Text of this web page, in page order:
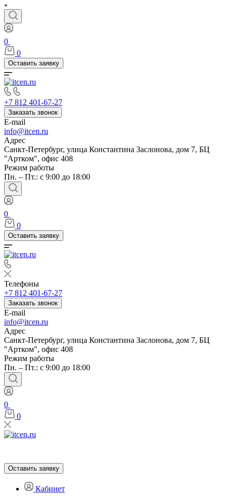
0
0
Оставить заявку
+7 812 401-67-27
Заказать звонок
E-mail
info@itcen.ru
Адрес
Санкт-Петербург, улица Константина Заслонова, дом 7, БЦ
"Артком", офис 408
Режим работы
Пн. – Пт.: с 9:00 до 18:00
0
0
Оставить заявку
Телефоны
+7 812 401-67-27
Заказать звонок
E-mail
info@itcen.ru
Адрес
Санкт-Петербург, улица Константина Заслонова, дом 7, БЦ
"Артком", офис 408
Режим работы
Пн. – Пт.: с 9:00 до 18:00
0
0
Оставить заявку
Кабинет